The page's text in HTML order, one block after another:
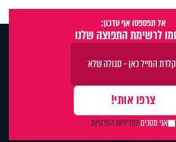
אל תפספסו אף עדכון:
לרשימת התפוצה שלנו
אני מסכיםלמדיניות הפרטיות